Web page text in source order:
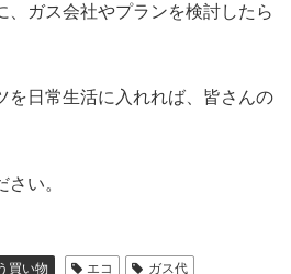
、ガス会社やプランを検討したら
を日常生活に入れれば、皆さんの
い。
買い物 エコ
ガス代